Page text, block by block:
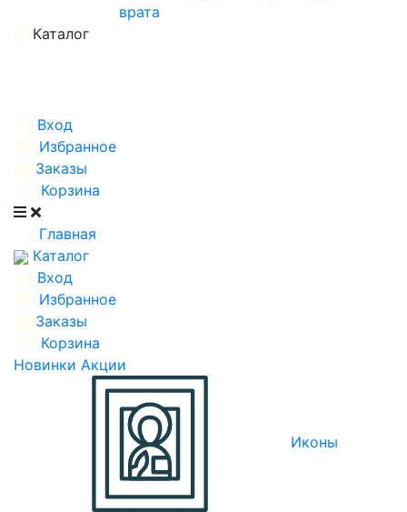
врата
Каталог
Вход
Избранное
Заказы
Корзина
Главная
Каталог
Вход
Избранное
Заказы
Корзина
Новинки Акции
Иконы